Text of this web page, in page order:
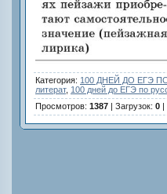
Категория: 100 ДНЕЙ ДО ЕГЭ
литерат, 100 дней до ЕГЭ по
Просмотров: 1387 | Загрузок: 0 |